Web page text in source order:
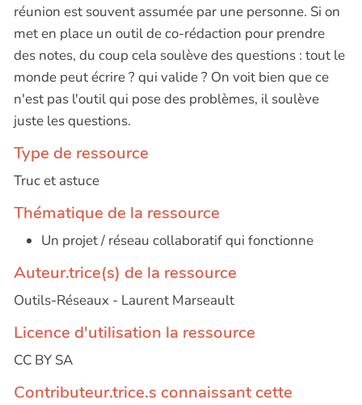
réunion est souvent assumée par une personne. Si on
met en place un outil de co-rédaction pour prendre
des notes, du coup cela soulève des questions : tout le
monde peut écrire ? qui valide ? On voit bien que ce
n'est pas l'outil qui pose des problèmes, il soulève
juste les questions.
Type de ressource
Truc et astuce
Thématique de la ressource
Un projet / réseau collaboratif qui fonctionne
Auteur.trice(s) de la ressource
Outils-Réseaux - Laurent Marseault
Licence d'utilisation la ressource
CC BY SA
Contributeur.trice.s connaissant cette